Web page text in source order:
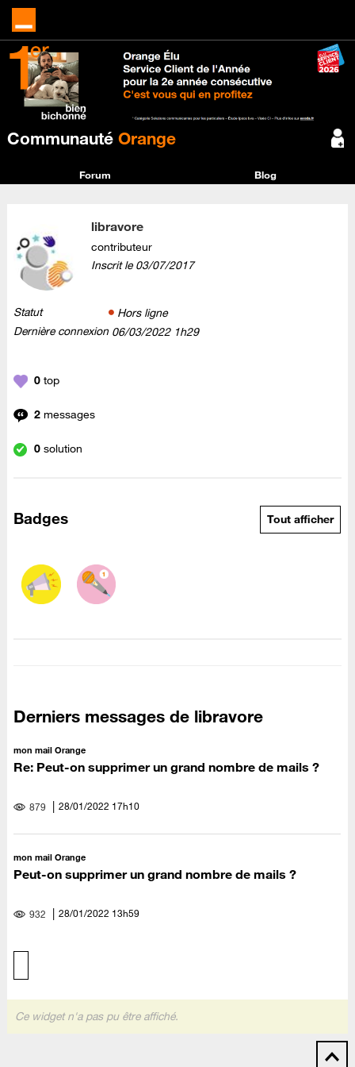
Communauté Orange
Forum Blog
libravore
contributeur
Inscrit le‎03/07/2017
Statut
Hors ligne
Dernière connexion ‎06/03/2022 1h29
0 top
2 messages
0 solution
Badges Tout afficher
Derniers messages de libravore
mon mail Orange
Re: Peut-on supprimer un grand nombre de mails ?
879 ‎28/01/2022 17h10
mon mail Orange
Peut-on supprimer un grand nombre de mails ?
932 ‎28/01/2022 13h59
Ce widget n'a pas pu être affiché.